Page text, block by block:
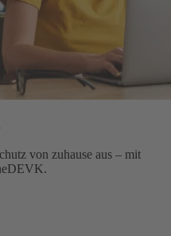
von zuhause aus – mit